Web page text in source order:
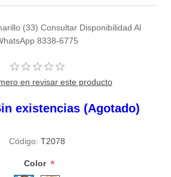
(33) Consultar Disponibilidad Al
8338-6775
en revisar este producto
existencias (Agotado)
Código: T2078
Color *